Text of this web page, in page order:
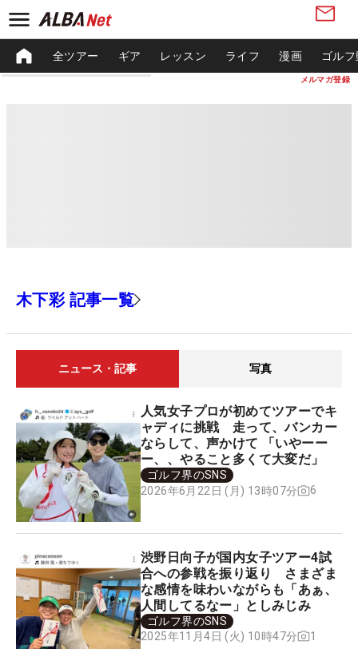
メルマガ登録
全ツアー ギア レッスン ライフ 漫画 ゴル
木下彩 記事一覧
ニュース・記事 写真
人気女子プロが初めてツアーでキ
ャディに挑戦 走って、バンカー
ならして、声かけて 「いやーー
ー、、やること多くて大変だ」
ゴルフ界のSNS
2026年6月22日 (月) 13時07分
6
渋野日向子が国内女子ツアー4試
合への参戦を振り返り さまざま
な感情を味わいながらも「あぁ、
人間してるなー」としみじみ
ゴルフ界のSNS
2025年11月4日 (火) 10時47分
1